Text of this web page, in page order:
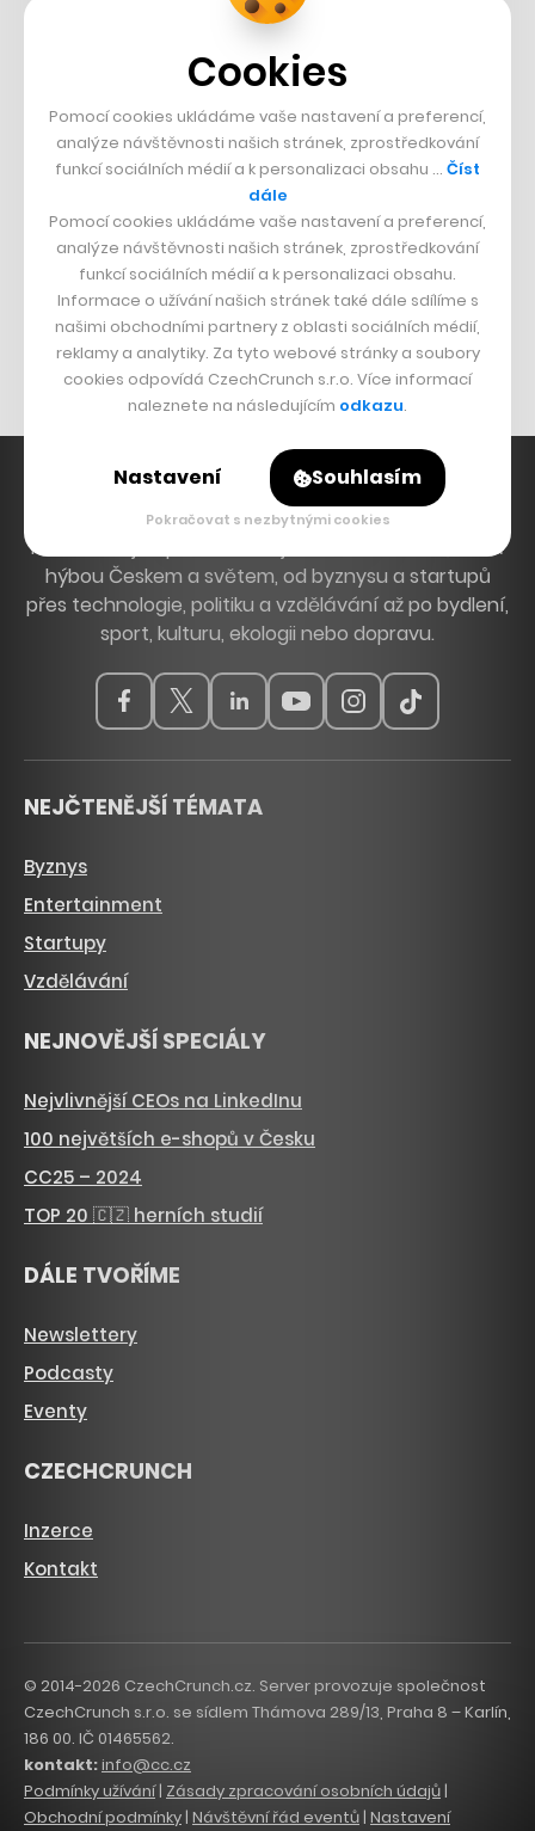
Francouzský šéfkuchař na Šumavě
Dva golfisti, co pečou
DESIGN
Bomma není tichá
Originální hodinky
Nábytek z betonu
Hlavní zdroj inspirace. Věnujeme se tématům, která
hýbou Českem a světem, od byznysu a startupů
přes technologie, politiku a vzdělávání až po bydlení,
sport, kulturu, ekologii nebo dopravu.
NEJČTENĚJŠÍ TÉMATA
Byznys
Entertainment
Startupy
Vzdělávání
NEJNOVĚJŠÍ SPECIÁLY
Nejvlivnější CEOs na LinkedInu
100 největších e-shopů v Česku
CC25 – 2024
TOP 20 🇨🇿 herních studií
DÁLE TVOŘÍME
Newslettery
Podcasty
Eventy
CZECHCRUNCH
Inzerce
Kontakt
© 2014-2026 CzechCrunch.cz. Server provozuje společnost
CzechCrunch s.r.o. se sídlem Thámova 289/13, Praha 8 – Karlín,
186 00. IČ 01465562.
kontakt:info@cc.cz
Podmínky užívání| Zásady zpracování osobních údajů |
Obchodní podmínky | Návštěvní řád eventů | Nastavení
Cookies
Pomocí cookies ukládáme vaše nastavení a preferencí,
analýze návštěvnosti našich stránek, zprostředkování
funkcí sociálních médií a k personalizaci obsahu … Číst
dále
Pomocí cookies ukládáme vaše nastavení a preferencí,
analýze návštěvnosti našich stránek, zprostředkování
funkcí sociálních médií a k personalizaci obsahu.
Informace o užívání našich stránek také dále sdílíme s
našimi obchodními partnery z oblasti sociálních médií,
reklamy a analytiky. Za tyto webové stránky a soubory
cookies odpovídá CzechCrunch s.r.o. Více informací
naleznete na následujícím odkazu.
Nastavení Souhlasím
Pokračovat s nezbytnými cookies